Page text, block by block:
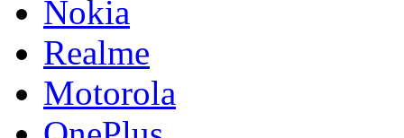
Nokia
Realme
Motorola